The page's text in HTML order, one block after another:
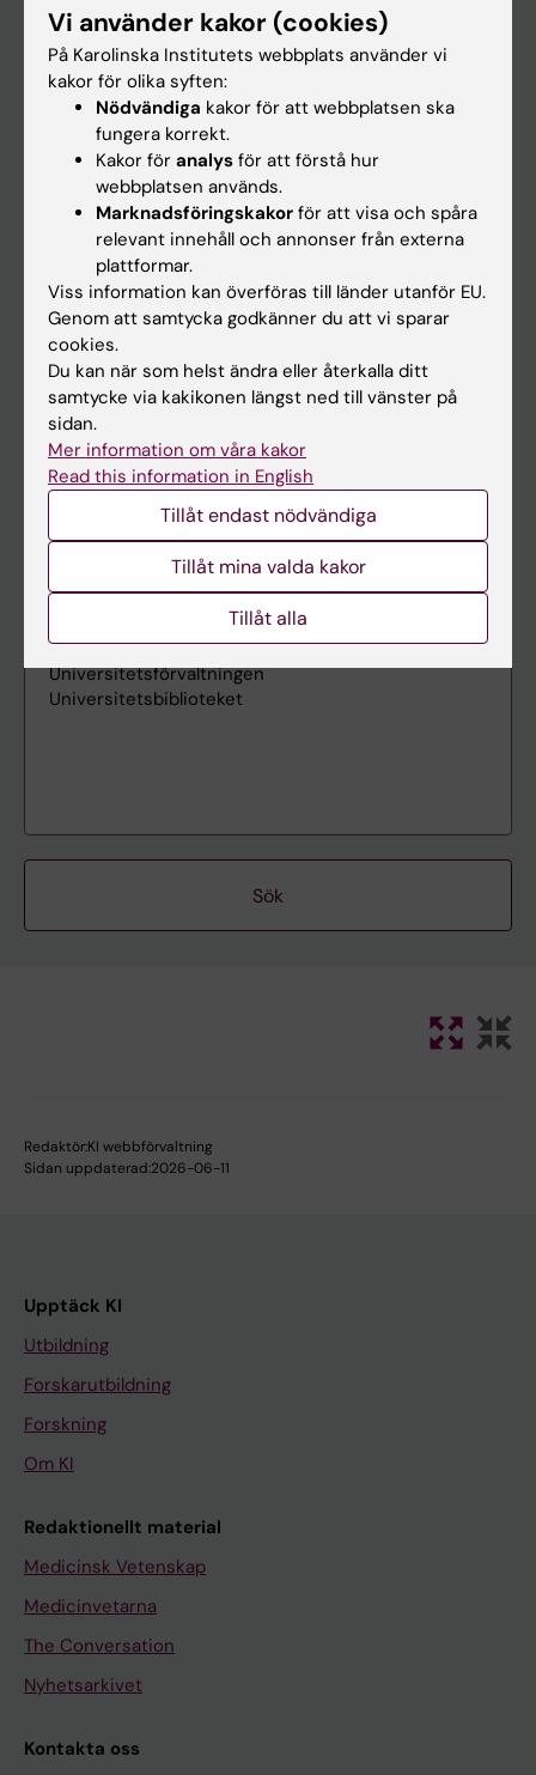
Institution
Redaktör:KI webbförvaltning
Sidan uppdaterad:2026-06-11
Upptäck KI
Utbildning
Forskarutbildning
Forskning
Om KI
Redaktionellt material
Medicinsk Vetenskap
Medicinvetarna
The Conversation
Nyhetsarkivet
Kontakta oss
Vi använder kakor (cookies)
På Karolinska Institutets webbplats använder vi
kakor för olika syften:
Nödvändiga kakor för att webbplatsen ska
fungera korrekt.
Kakor för analys för att förstå hur
webbplatsen används.
Marknadsföringskakor för att visa och spåra
relevant innehåll och annonser från externa
plattformar.
Viss information kan överföras till länder utanför EU.
Genom att samtycka godkänner du att vi sparar
cookies.
Du kan när som helst ändra eller återkalla ditt
samtycke via kakikonen längst ned till vänster på
sidan.
Mer information om våra kakor
Read this information in English
Tillåt endast nödvändiga
Tillåt mina valda kakor
Tillåt alla